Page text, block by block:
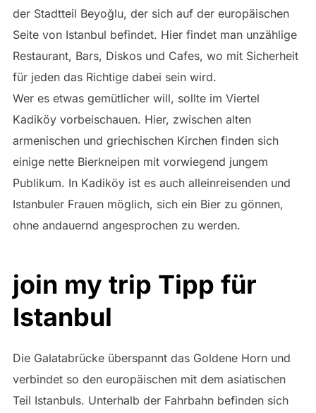
der Stadtteil Beyoğlu, der sich auf der europäischen
Seite von Istanbul befindet. Hier findet man unzählige
Restaurant, Bars, Diskos und Cafes, wo mit Sicherheit
für jeden das Richtige dabei sein wird.
Wer es etwas gemütlicher will, sollte im Viertel
Kadiköy vorbeischauen. Hier, zwischen alten
armenischen und griechischen Kirchen finden sich
einige nette Bierkneipen mit vorwiegend jungem
Publikum. In Kadiköy ist es auch alleinreisenden und
Istanbuler Frauen möglich, sich ein Bier zu gönnen,
ohne andauernd angesprochen zu werden.
join my trip Tipp für
Istanbul
Die Galatabrücke überspannt das Goldene Horn und
verbindet so den europäischen mit dem asiatischen
Teil Istanbuls. Unterhalb der Fahrbahn befinden sich